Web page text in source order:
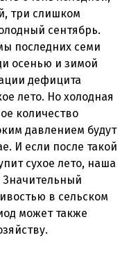
три слишком
сентябрь.
последних семи
осенью и зимой
дефицита
лето. Но холодная
количество
давлением будут
И если после такой
сухое лето, наша
Значительный
в сельском
может также